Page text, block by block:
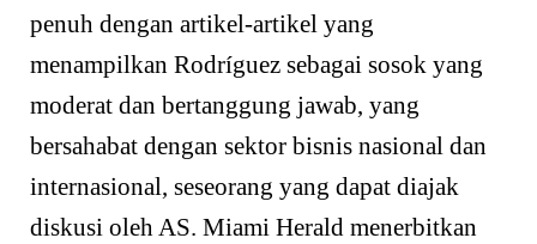
penuh dengan artikel-artikel yang
menampilkan Rodríguez sebagai sosok yang
moderat dan bertanggung jawab, yang
bersahabat dengan sektor bisnis nasional dan
internasional, seseorang yang dapat diajak
diskusi oleh AS. Miami Herald menerbitkan